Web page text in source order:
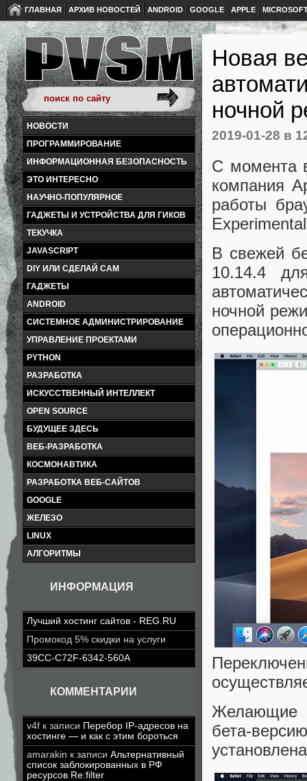
ГЛАВНАЯ АРХИВ НОВОСТЕЙ ANDROID GOOGLE APPLE
НОВОСТИ
ПРОГРАММИРОВАНИЕ
ИНФОРМАЦИОННАЯ БЕЗОПАСНОСТЬ
ЭТО ИНТЕРЕСНО
НАУЧНО-ПОПУЛЯРНОЕ
ГАДЖЕТЫ И УСТРОЙСТВА ДЛЯ ГИКОВ
ТЕКУЧКА
JAVASCRIPT
DIY ИЛИ СДЕЛАЙ САМ
ГАДЖЕТЫ
ANDROID
СИСТЕМНОЕ АДМИНИСТРИРОВАНИЕ
УПРАВЛЕНИЕ ПРОЕКТАМИ
PYTHON
РАЗРАБОТКА
ИСКУССТВЕННЫЙ ИНТЕЛЛЕКТ
OPEN SOURCE
БУДУЩЕЕ ЗДЕСЬ
ВЕБ-РАЗРАБОТКА
КОСМОНАВТИКА
РАЗРАБОТКА ВЕБ-САЙТОВ
GOOGLE
ЖЕЛЕЗО
LINUX
АЛГОРИТМЫ
ИНФОРМАЦИЯ
Лучший хостинг сайтов - REG.RU
Промокод 5% скидки на услуги
39CC-C72F-6342-560A
КОММЕНТАРИИ
v4f к записи Перебор IP-адресов на
хостинге — и как с этим бороться
amarakin к записи Альтернативный
список заблокированных в РФ
ресурсов Re:filter
Новая
ночной
2019-01-28 в
С момента
компания
работы
В свежей
10.14.4
ночной
Желающие
бета-